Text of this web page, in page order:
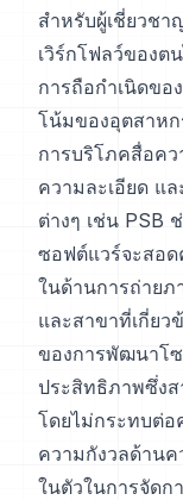
สำหรับผู้เชี่ยวชา
เวิร์กโฟลว์ของต
การถือกำเนิดขอ
โน้มของอุตสาห
การบริโภคสื่อค
ความละเอียด แ
ต่างๆ เช่น PSB
ซอฟต์แวร์จะสอ
ในด้านการถ่าย
และสาขาที่เกี่ย
ของการพัฒนาโ
ประสิทธิภาพซึ่ง
โดยไม่กระทบต่อ
ความกังวลด้าน
ในตัวในการจัดก